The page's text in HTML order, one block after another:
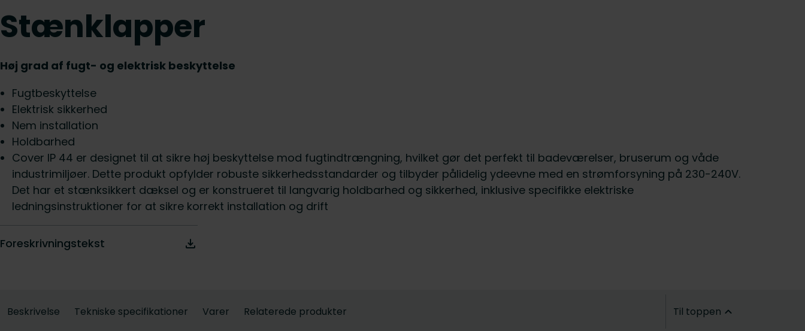
Stænklapper
Høj grad af fugt- og elektrisk beskyttelse
Fugtbeskyttelse
Elektrisk sikkerhed
Nem installation
Holdbarhed
Cover IP 44 er designet til at sikre høj beskyttelse mod fugtindtrængning, hvilket gør det perfekt til badeværelser, bruserum og våde
industrimiljøer. Dette produkt opfylder robuste sikkerhedsstandarder og tilbyder pålidelig ydeevne med en strømforsyning på 230-240V.
Det har et stænksikkert dæksel og er konstrueret til langvarig holdbarhed og sikkerhed, inklusive specifikke elektriske
ledningsinstruktioner for at sikre korrekt installation og drift
Foreskrivningstekst
Beskrivelse Tekniske specifikationer Varer Relaterede produkter Til toppen